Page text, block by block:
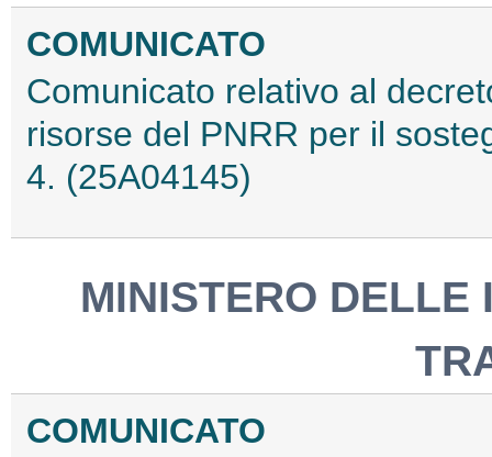
COMUNICATO
Comunicato relativo al
risorse del PNRR per il
4. (25A04145)
MINISTERO DELLE
COMUNICATO